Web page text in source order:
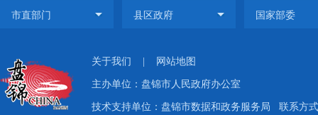
关于我们 网站地图
主办单位：盘锦市人民政府办公室
技术支持单位：盘锦市数据和政务服务局 联系方